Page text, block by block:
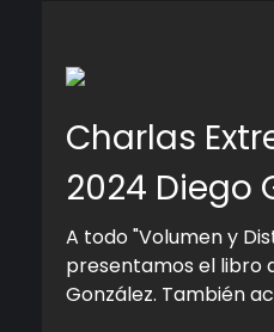
Charlas
2024 Diego
A todo "Volumen y
presentamos el libro
González. También